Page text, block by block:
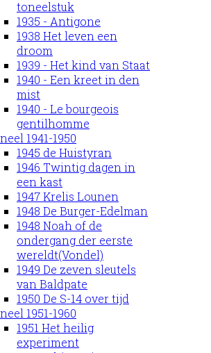
toneelstuk
1935 - Antigone
1938 Het leven een
droom
1939 - Het kind van Staat
1940 - Een kreet in den
mist
1940 - Le bourgeois
gentilhomme
1941-1950
1945 de Huistyran
1946 Twintig dagen in
een kast
1947 Krelis Lounen
1948 De Burger-Edelman
1948 Noah of de
ondergang der eerste
wereldt(Vondel)
1949 De zeven sleutels
van Baldpate
1950 De S-14 over tijd
1951-1960
1951 Het heilig
experiment